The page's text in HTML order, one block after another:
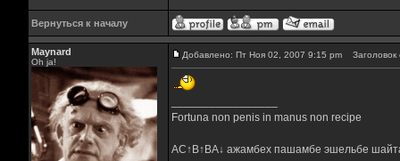
Вернуться к началу
Maynard
Oh ja!
Добавлено: Пт Ноя 02, 2007 9:15 pm Заголовок
Fortuna non penis in manus non recipe
AC↑B↑BA↓ ажамбех пашамбе эшельбе